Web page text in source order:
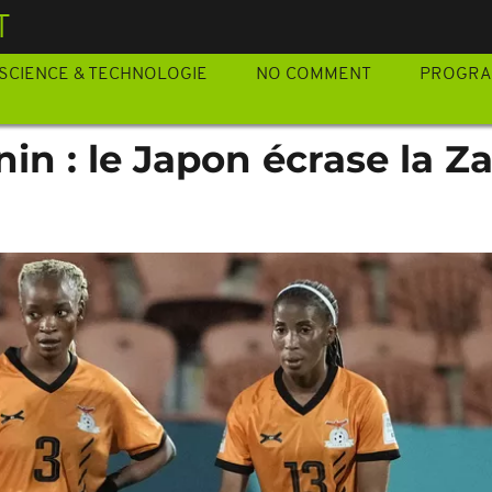
SCIENCE & TECHNOLOGIE NO COMMENT
: le Japon écrase la